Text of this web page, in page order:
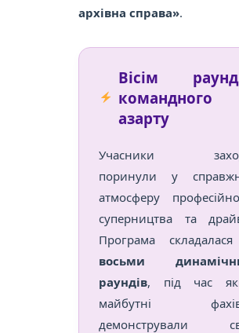
архівна справа».
Вісім
командного
азарту
Учасники
поринули у
атмосферу
суперництва та
Програма
восьми
раундів, під час
майбутні
демонстрували